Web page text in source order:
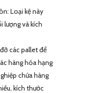
Loại kệ này
lượng và kích
các pallet để
hàng hóa hạng
chứa hàng
kích thước